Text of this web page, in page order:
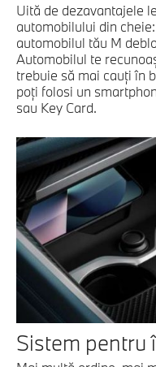
Uită de dezavantajele
automobilului din
automobilul tău M
Automobilul te
trebuie să mai cauţi în
poţi folosi un
sau Key Card.
Sistem pentru